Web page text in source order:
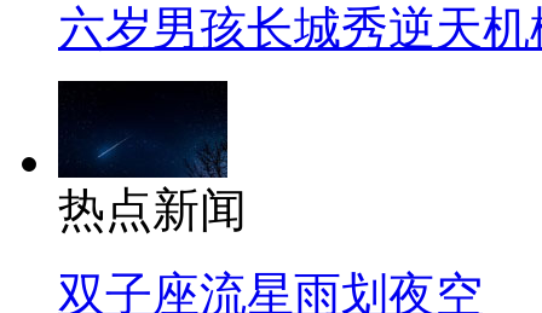
六岁男孩长城秀逆天机
热点新闻
双子座流星雨划夜空